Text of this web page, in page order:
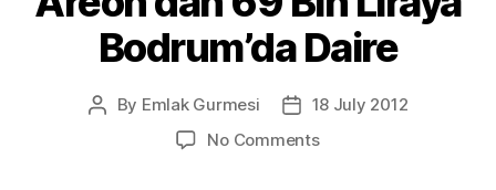
Bodrum’da Daire
Post
By Emlak Gurmesi
Post18 July 2012
No Commentson